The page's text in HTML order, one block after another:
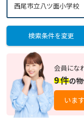
西尾市立八ツ面小学校
検索条件を変更
会員にな
9件の
いま